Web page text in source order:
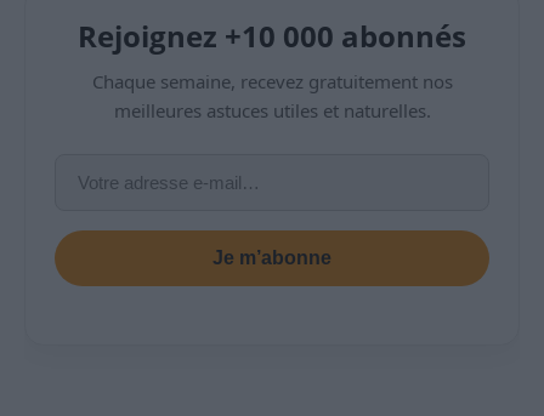
Rejoignez +10 000 abonnés
Chaque semaine, recevez gratuitement nos
meilleures astuces utiles et naturelles.
Je m’abonne